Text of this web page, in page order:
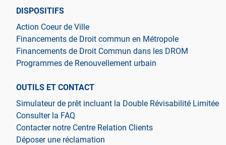
DISPOSITIFS
Action Coeur de Ville
Financements de Droit commun en Métropole
Financements de Droit Commun dans les DROM
Programmes de Renouvellement urbain
OUTILS ET CONTACT
Simulateur de prêt incluant la Double Révisabilité Limitée
Consulter la FAQ
Contacter notre Centre Relation Clients
Déposer une réclamation